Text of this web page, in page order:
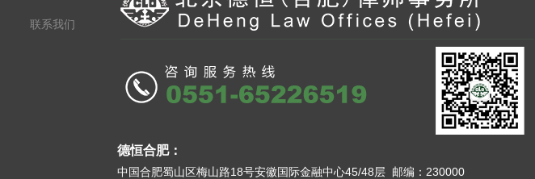
联系我们
德恒合肥：
中国合肥蜀山区梅山路18号安徽国际金融中心45/48层 邮编：230000